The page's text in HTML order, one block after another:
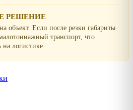
РЕШЕНИЕ
объект. Если после резки габариты
транспорт, что
логистике.